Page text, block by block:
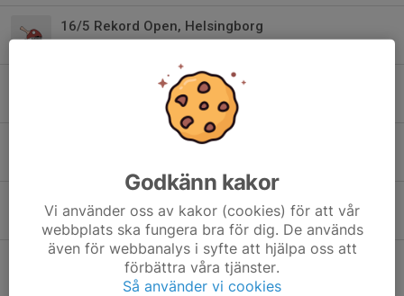
16/5 Rekord Open, Helsingborg
26-28/6 Lekstorps Sommarpool, Gråbo
2/4 Träningsdag i Bjärred - få platser kvar!
17 mar, 21:48 0
25-26/4 Sparbanken Skåne Tomelillaspelen
17 mar, 21:06 0
Godkänn kakor
Vi använder oss av kakor (cookies) för att vår
webbplats ska fungera bra för dig. De används
även för webbanalys i syfte att hjälpa oss att
förbättra våra tjänster.
Så använder vi cookies